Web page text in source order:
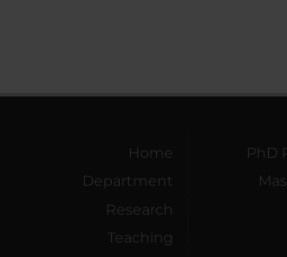
Home
Department
Research
Teaching
PhD